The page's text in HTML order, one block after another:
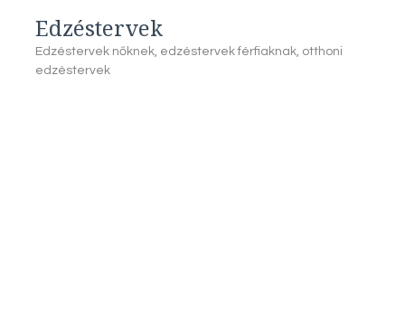
Edzéstervek
Edzéstervek nőknek, edzéstervek férfiaknak, otthoni
edzéstervek